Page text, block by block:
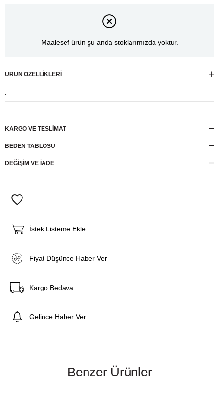
Maalesef ürün şu anda stoklarımızda yoktur.
ÜRÜN ÖZELLIKLERI
KARGO VE TESLİMAT
BEDEN TABLOSU
DEĞİŞİM VE İADE
İstek Listeme Ekle
Fiyat Düşünce Haber Ver
Kargo Bedava
Gelince Haber Ver
Benzer Ürünler